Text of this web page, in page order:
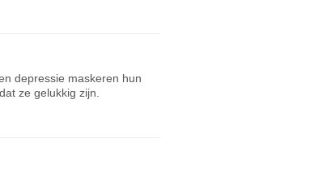
depressie maskeren hun
ze gelukkig zijn.